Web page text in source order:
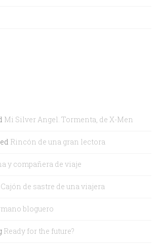
Mi Silver Angel. Tormenta, de X-Men
Rincón de una gran lectora
y compañera de viaje
Cajón de sastre de una viajera
bloguero
Ready for the future?